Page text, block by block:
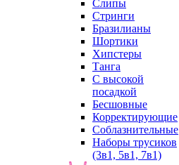
Слипы
Стринги
Бразилианы
Шортики
Хипстеры
Танга
С высокой
посадкой
Бесшовные
Корректирующие
Соблазнительные
Наборы трусиков
(3в1, 5в1, 7в1)